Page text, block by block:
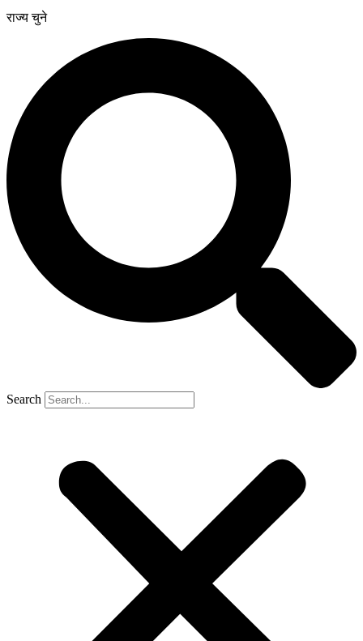
राज्य चुने
Search